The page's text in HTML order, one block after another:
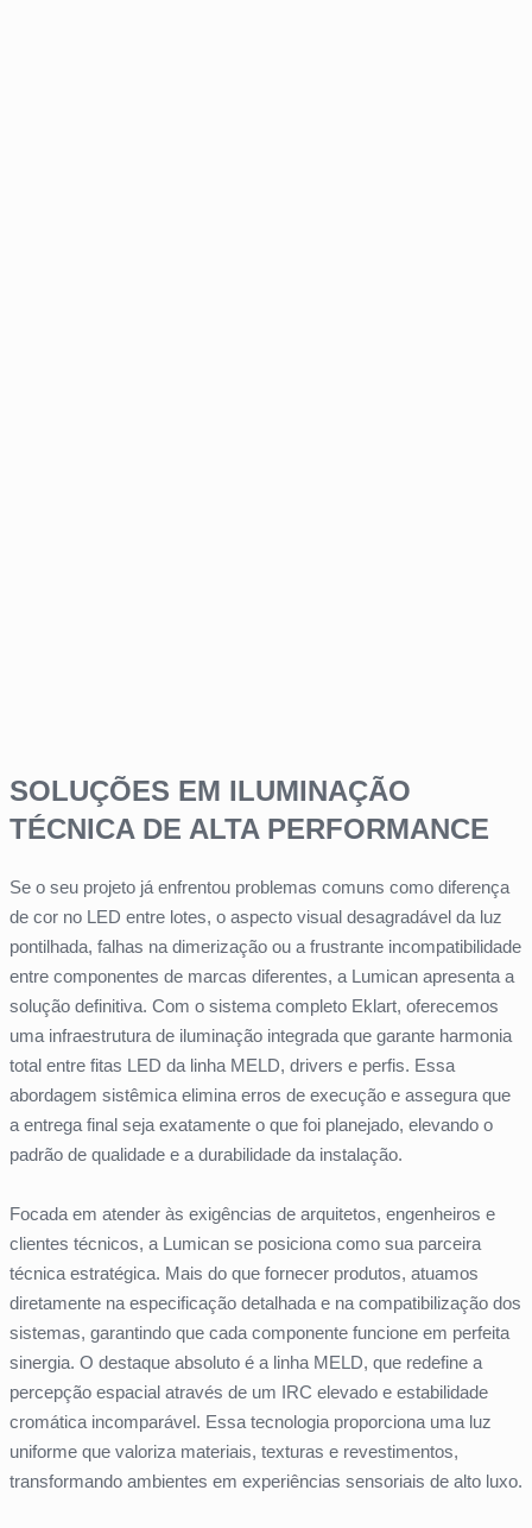
SOLUÇÕES EM ILUMINAÇÃO
TÉCNICA DE ALTA PERFORMANCE
Se o seu projeto já enfrentou problemas comuns como diferença
de cor no LED entre lotes, o aspecto visual desagradável da luz
pontilhada, falhas na dimerização ou a frustrante incompatibilidade
entre componentes de marcas diferentes, a Lumican apresenta a
solução definitiva. Com o sistema completo Eklart, oferecemos
uma infraestrutura de iluminação integrada que garante harmonia
total entre fitas LED da linha MELD, drivers e perfis. Essa
abordagem sistêmica elimina erros de execução e assegura que
a entrega final seja exatamente o que foi planejado, elevando o
padrão de qualidade e a durabilidade da instalação.
Focada em atender às exigências de arquitetos, engenheiros e
clientes técnicos, a Lumican se posiciona como sua parceira
técnica estratégica. Mais do que fornecer produtos, atuamos
diretamente na especificação detalhada e na compatibilização dos
sistemas, garantindo que cada componente funcione em perfeita
sinergia. O destaque absoluto é a linha MELD, que redefine a
percepção espacial através de um IRC elevado e estabilidade
cromática incomparável. Essa tecnologia proporciona uma luz
uniforme que valoriza materiais, texturas e revestimentos,
transformando ambientes em experiências sensoriais de alto luxo.